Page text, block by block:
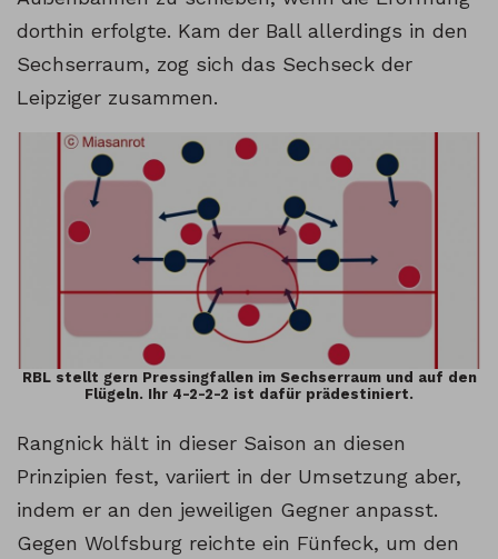
dorthin erfolgte. Kam der Ball allerdings in den
Sechserraum, zog sich das Sechseck der
Leipziger zusammen.
RBL stellt gern Pressingfallen im Sechserraum und auf den
Flügeln. Ihr 4-2-2-2 ist dafür prädestiniert.
Rangnick hält in dieser Saison an diesen
Prinzipien fest, variiert in der Umsetzung aber,
indem er an den jeweiligen Gegner anpasst.
Gegen Wolfsburg reichte ein Fünfeck, um den